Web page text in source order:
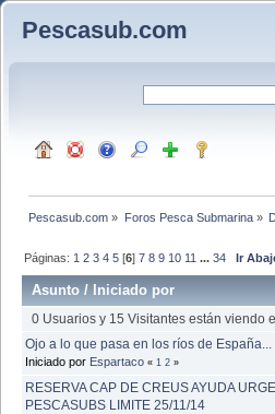
Pescasub.com
Pescasub.com » Foros Pesca Submarina»
Páginas: 1 2 3 4 5 [6]7 8 9 10 11 ...34 Ir
Asunto /Iniciado por
0 Usuarios y 15 Visitantes están viendo
Ojo a lo que pasa en los ríos de España...
Iniciado por Espartaco « 1 2 »
RESERVA CAP DE CREUS AYUDA
PESCASUBS LIMITE 25/11/14